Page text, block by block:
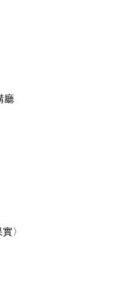
廳
〉